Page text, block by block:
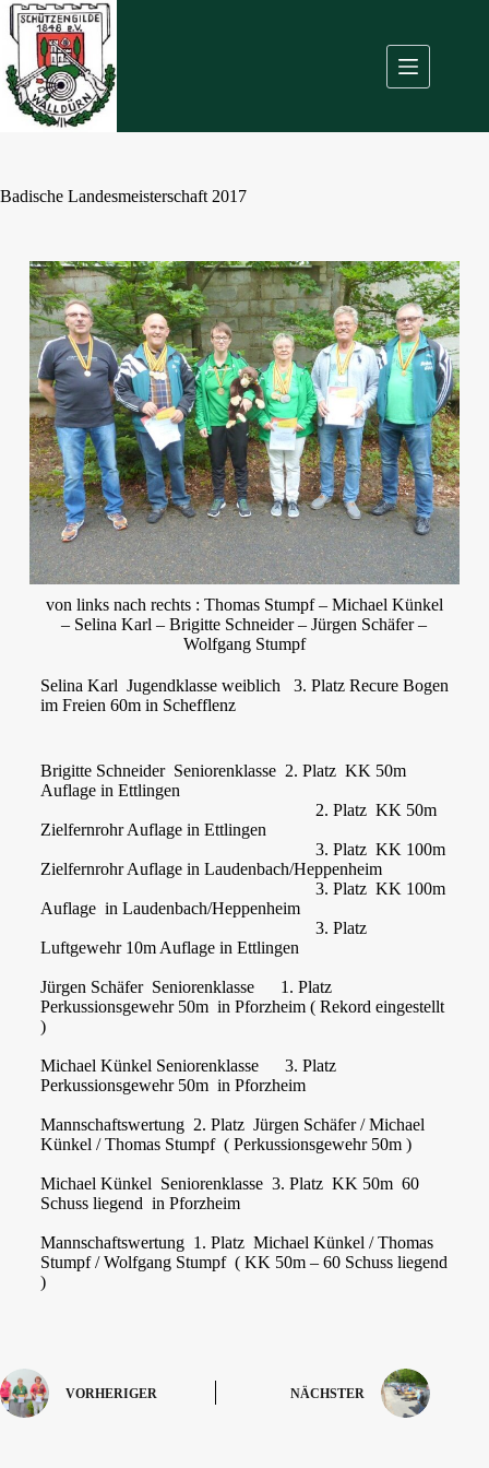
Badische Landesmeisterschaft 2017
von links nach rechts : Thomas Stumpf – Michael Künkel
– Selina Karl – Brigitte Schneider – Jürgen Schäfer –
Wolfgang Stumpf
Selina Karl Jugendklasse weiblich 3. Platz Recure Bogen
im Freien 60m in Schefflenz
Brigitte Schneider Seniorenklasse 2. Platz KK 50m
Auflage in Ettlingen
2. Platz KK 50m
Zielfernrohr Auflage in Ettlingen
3. Platz KK 100m
Zielfernrohr Auflage in Laudenbach/Heppenheim
3. Platz KK 100m
Auflage in Laudenbach/Heppenheim
3. Platz
Luftgewehr 10m Auflage in Ettlingen
Jürgen Schäfer Seniorenklasse 1. Platz
Perkussionsgewehr 50m in Pforzheim ( Rekord eingestellt
)
Michael Künkel Seniorenklasse 3. Platz
Perkussionsgewehr 50m in Pforzheim
Mannschaftswertung 2. Platz Jürgen Schäfer / Michael
Künkel / Thomas Stumpf ( Perkussionsgewehr 50m )
Michael Künkel Seniorenklasse 3. Platz KK 50m 60
Schuss liegend in Pforzheim
Mannschaftswertung 1. Platz Michael Künkel / Thomas
Stumpf / Wolfgang Stumpf ( KK 50m – 60 Schuss liegend
)
VORHERIGER NÄCHSTER